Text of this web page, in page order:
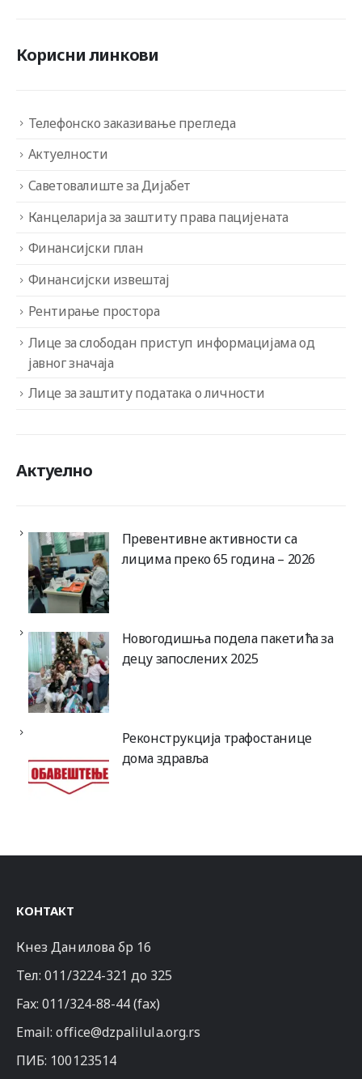
Корисни линкови
Телефонско заказивање прегледа
Актуелности
Саветовалиште за Дијабет
Канцеларија за заштиту права пацијената
Финансијски план
Финансијски извештај
Рентирање простора
Лице за слободан приступ информацијама од
јавног значаја
Лице за заштиту података о личности
Актуелно
Превентивне активности са
лицима преко 65 година – 2026
Новогодишња подела пакетића за
децу запослених 2025
Реконструкција трафостанице
дома здравља
КОНТАКТ
Кнез Данилова бр 16
Тел:011/3224-321 до 325
Fax: 011/324-88-44 (fax)
Email:office@dzpalilula.org.rs
ПИБ: 100123514